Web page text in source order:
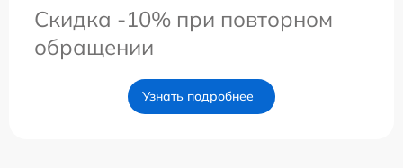
Скидка -10% при повторном
обращении
Узнать подробнее